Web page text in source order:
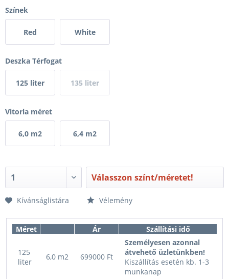
Színek
Red White
Deszka Térfogat
125 liter 135 liter
Vitorla méret
6,0 m2 6,4 m2
Válasszon színt/méretet!
Kívánságlistára Vélemény
Méret Ár Szállítási idő
125
liter
6,0 m2 699000 Ft
Személyesen azonnal
átvehető üzletünkben!
Kiszállítás esetén kb. 1-3
munkanap